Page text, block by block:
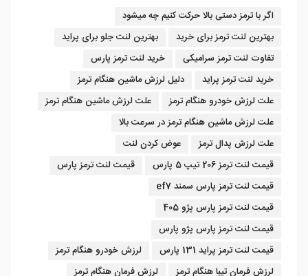
اگر با ترمز دستی بالا حرکت کنیم چه میشود
بهترین لنت ترمز برای خرید
بهترین لنت جلو برای پراید
تفاوت لنت ترمز سرامیکی
خرید لنت ترمز پارس
خرید لنت ترمز پراید
دلیل لرزش ماشین هنگام ترمز
علت لرزش خودرو هنگام ترمز
علت لرزش ماشین هنگام ترمز
علت لرزش ماشین هنگام ترمز در سرعت بالا
علت لرزش پدال ترمز
عوض کردن لنت
قیمت لنت ترمز 206 تیپ 5 پارس
قیمت لنت ترمز پارس
قیمت لنت ترمز پارس سمند ef7
قیمت لنت ترمز پارس پژو 405
قیمت لنت ترمز پارس پژو پارس
قیمت لنت ترمز پراید 131 پارس
لرزش خودرو هنگام ترمز
لرزش فرمان تیبا هنگام ترمز
لرزش فرمان هنگام ترمز